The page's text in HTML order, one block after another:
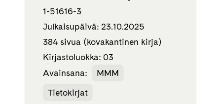
1-51616-3
Julkaisupäivä: 23.10.2025
384 sivua (kovakantinen kirja)
Kirjastoluokka: 03
Avainsana:
MMM
Tietokirjat